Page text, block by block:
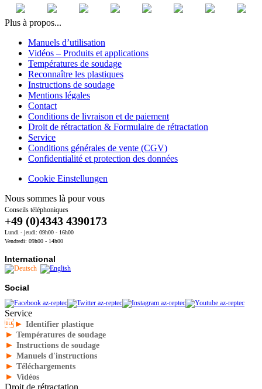
Plus à propos...
Manuels d’utilisation
Vidéos – Produits et applications
Températures de soudage
Reconnaître les plastiques
Instructions de soudage
Mentions légales
Contact
Conditions de livraison et de paiement
Droit de rétractation & Formulaire de rétractation
Service
Conditions générales de vente (CGV)
Confidentialité et protection des données
Cookie Einstellungen
Nous sommes là pour vous
Conseils téléphoniques
+49 (0)4343 4390173
Lundi - jeudi: 09h00 - 16h00
Vendredi: 09h00 - 14h00
International
Social
Service
► Identifier plastique
► Températures de soudage
► Instructions de soudage
► Manuels d'instructions
► Téléchargements
► Vidéos
Droit de rétractation